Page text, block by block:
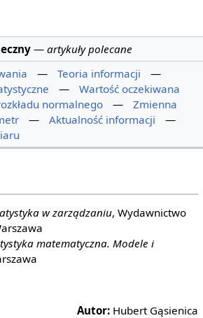
—artykuły polecane
— Teoria informacji
—
—
Wartość oczekiwana
normalnego —
Zmienna
— Aktualność informacji
—
w zarządzaniu, Wydawnictwo
matematyczna. Modele i
Autor: Hubert Gąsienica